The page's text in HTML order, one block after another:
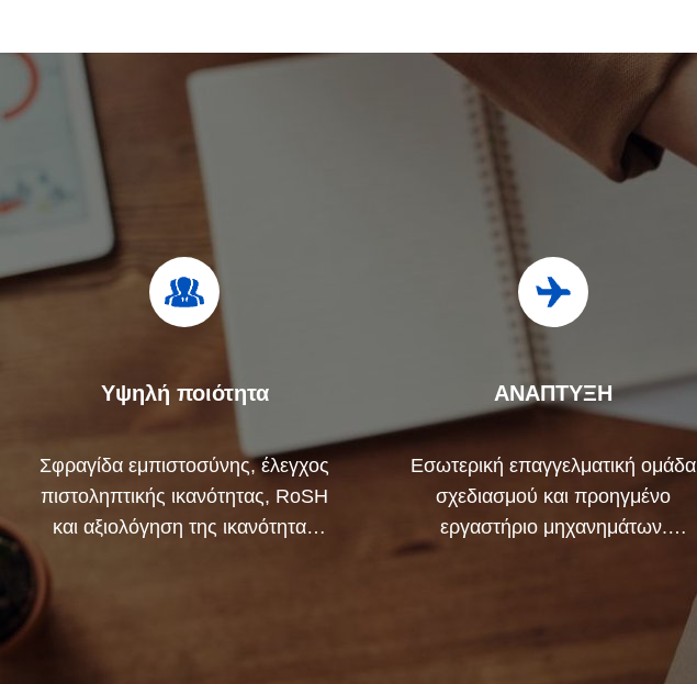
Υψηλή ποιότητα
Σφραγίδα εμπιστοσύνης, έλεγχος
πιστοληπτικής ικανότητας, RoSH
και αξιολόγηση της ικανότητας
ΑΝΑΠΤΥΞΗ
Εσωτερική επαγγελματική ομάδα
σχεδιασμού και προηγμένο
εργαστήριο μηχανημάτων.
Μπορούμε να συνεργαστούμε